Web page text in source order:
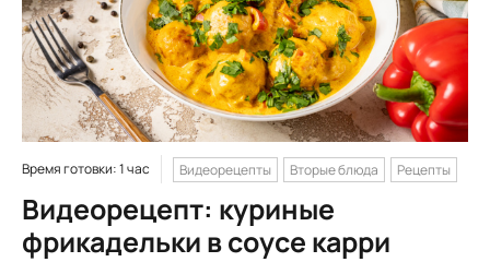
Время готовки: 1 час Видеорецепты Вторые блюда Рецепты
Видеорецепт: куриные
фрикадельки в соусе карри